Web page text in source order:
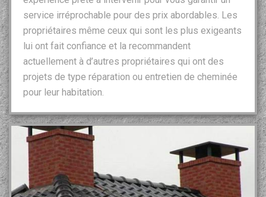
service irréprochable pour des prix abordables. Les
propriétaires même ceux qui sont les plus exigeants
lui ont fait confiance et la recommandent
actuellement à d’autres propriétaires qui ont des
projets de type réparation ou entretien de cheminée
pour leur habitation.